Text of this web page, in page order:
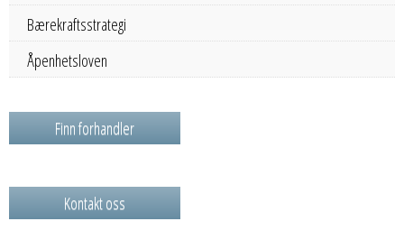
Bærekraftsstrategi
Åpenhetsloven
Finn forhandler
Kontakt oss